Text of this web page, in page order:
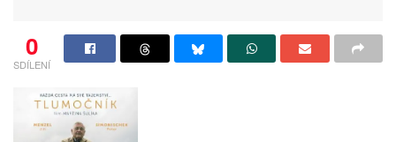
0
SDÍLENÍ